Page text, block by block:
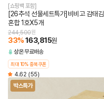
[쇼핑백 포함]
[26추석 선물세트특가]비비고 감태김
혼합 1호X5개
244,500원
33%163,815원
상온무료배송
최대 10% 중복쿠폰
4.62 (55)
박스특가